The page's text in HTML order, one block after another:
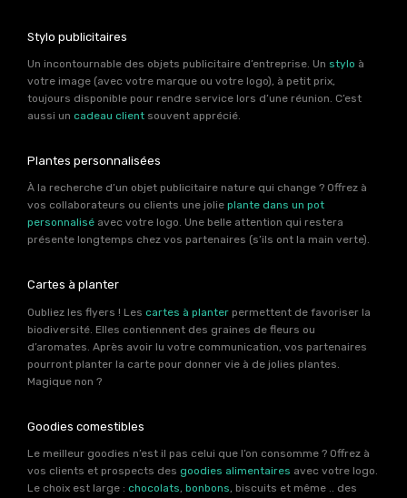
Stylo publicitaires
Un incontournable des objets publicitaire d’entreprise. Un stylo à
votre image (avec votre marque ou votre logo), à petit prix,
toujours disponible pour rendre service lors d’une réunion. C’est
aussi un cadeau client souvent apprécié.
Plantes personnalisées
À la recherche d’un objet publicitaire nature qui change ? Offrez à
vos collaborateurs ou clients une jolie plante dans un pot
personnalisé avec votre logo. Une belle attention qui restera
présente longtemps chez vos partenaires (s’ils ont la main verte).
Cartes à planter
Oubliez les flyers ! Les cartes à planter permettent de favoriser la
biodiversité. Elles contiennent des graines de fleurs ou
d’aromates. Après avoir lu votre communication, vos partenaires
pourront planter la carte pour donner vie à de jolies plantes.
Magique non ?
Goodies comestibles
Le meilleur goodies n’est il pas celui que l’on consomme ? Offrez à
vos clients et prospects des goodies alimentaires avec votre logo.
Le choix est large : chocolats, bonbons, biscuits et même .. des